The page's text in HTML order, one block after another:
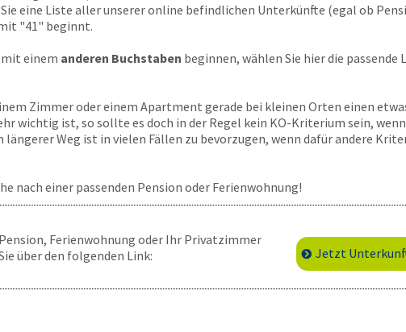
eine Liste aller unserer online befindlichen Unterkünfte (egal ob
"41" beginnt.
mit einem anderen Buchstaben beginnen, wählen Sie hier die passende
Zimmer oder einem Apartment gerade bei kleinen Orten einen
wichtig ist, so sollte es doch in der Regel kein KO-Kriterium sein,
Weg ist in vielen Fällen zu bevorzugen, wenn dafür andere
nach einer passenden Pension oder Ferienwohnung!
Ferienwohnung oder Ihr Privatzimmer
über den folgenden Link:
Jetzt